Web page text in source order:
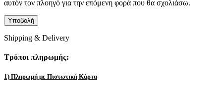
αυτόν τον πλοηγό για την επόμενη φορά που θα σχολιάσω.
Shipping & Delivery
Τρόποι πληρωμής:
1) Πληρωμή με Πιστωτική Κάρτα